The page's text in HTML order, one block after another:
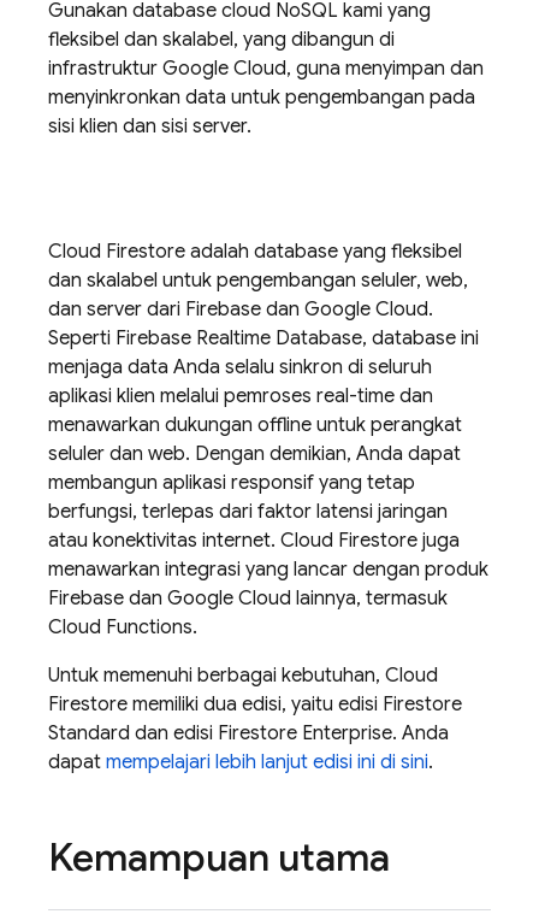
Gunakan database cloud NoSQL kami yang
fleksibel dan skalabel, yang dibangun di
infrastruktur Google Cloud, guna menyimpan dan
menyinkronkan data untuk pengembangan pada
sisi klien dan sisi server.
Cloud Firestore adalah database yang fleksibel
dan skalabel untuk pengembangan seluler, web,
dan server dari Firebase dan Google Cloud.
Seperti Firebase Realtime Database, database ini
menjaga data Anda selalu sinkron di seluruh
aplikasi klien melalui pemroses real-time dan
menawarkan dukungan offline untuk perangkat
seluler dan web. Dengan demikian, Anda dapat
membangun aplikasi responsif yang tetap
berfungsi, terlepas dari faktor latensi jaringan
atau konektivitas internet. Cloud Firestore juga
menawarkan integrasi yang lancar dengan produk
Firebase dan Google Cloud lainnya, termasuk
Cloud Functions.
Untuk memenuhi berbagai kebutuhan, Cloud
Firestore memiliki dua edisi, yaitu edisi Firestore
Standard dan edisi Firestore Enterprise. Anda
dapat mempelajari lebih lanjut edisi ini di sini.
Kemampuan utama